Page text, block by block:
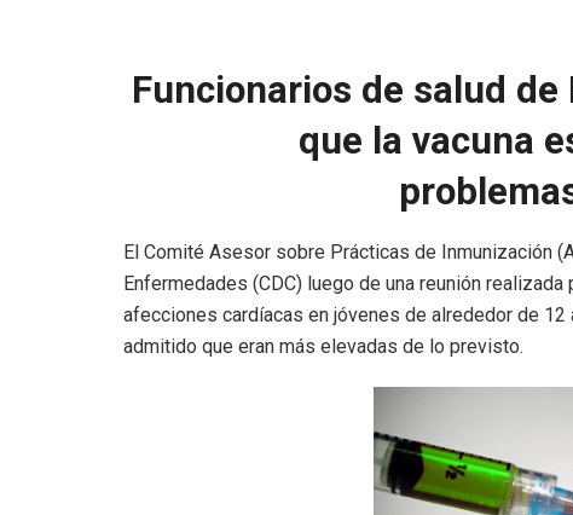
Funcionarios de salud
que la vacuna
El Comité Asesor sobre Prácticas de Inmunización
Enfermedades (CDC) luego de una reunión
afecciones cardíacas en jóvenes de alrededor de 12
admitido que eran más elevadas de lo previsto.